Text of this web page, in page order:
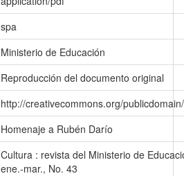
spa
Ministerio de Educación
Reproducción del documento original
http://creativecommons.org/
Homenaje a Rubén Darío
Cultura : revista del Ministerio de
ene.-mar., No. 43